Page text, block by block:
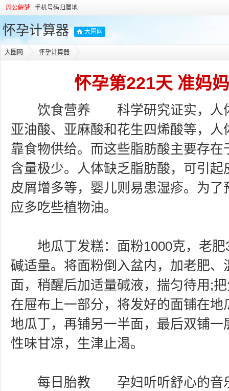
周公解梦 手机号码归属地
怀孕计算器 大圈网
大圈网 怀孕计算器
怀孕第221天 准妈
饮食营养 科学研究证实，人体
亚油酸、亚麻酸和花生四烯酸等，
靠食物供给。而这些脂肪酸主要存
含量极少。人体缺乏脂肪酸，可引
皮屑增多等，婴儿则易患湿疹。为
应多吃些植物油。
地瓜丁发糕：面粉1000克，老肥
碱适量。将面粉倒入盆内，加老肥
面，稍醒后加适量碱液，揣匀待用;
在屉布上一部分，将发好的面铺在
地瓜丁，再铺另一半面，最后双铺
性味甘凉，生津止渴。
每日胎教 孕妇听听舒心的音乐